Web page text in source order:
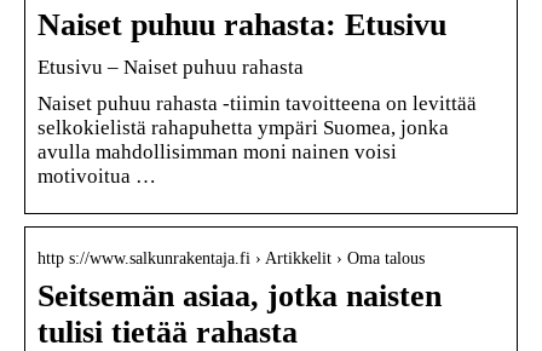
Naiset puhuu rahasta: Etusivu
Etusivu – Naiset puhuu rahasta
Naiset puhuu rahasta -tiimin tavoitteena on levittää
selkokielistä rahapuhetta ympäri Suomea, jonka
avulla mahdollisimman moni nainen voisi
motivoitua …
http s://www.salkunrakentaja.fi › Artikkelit › Oma talous
Seitsemän asiaa, jotka naisten
tulisi tietää rahasta